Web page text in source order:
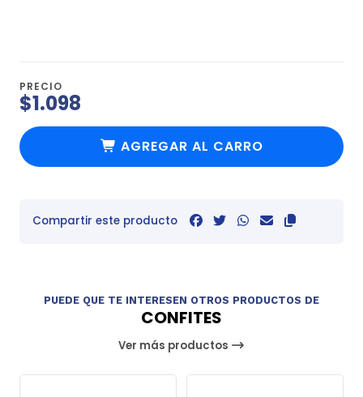
PRECIO
$1.098
AGREGAR AL CARRO
Compartir este producto
PUEDE QUE TE INTERESEN OTROS PRODUCTOS DE
CONFITES
Ver más productos